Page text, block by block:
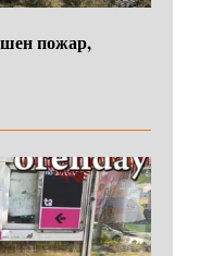
пожар,